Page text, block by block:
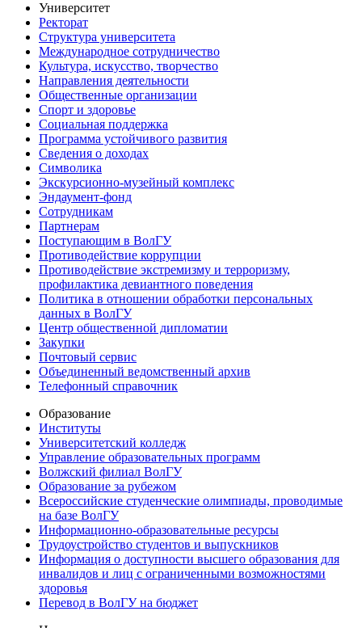
Университет
Ректорат
Структура университета
Международное сотрудничество
Культура, искусство, творчество
Направления деятельности
Общественные организации
Спорт и здоровье
Социальная поддержка
Программа устойчивого развития
Сведения о доходах
Символика
Экскурсионно-музейный комплекс
Эндаумент-фонд
Сотрудникам
Партнерам
Поступающим в ВолГУ
Противодействие коррупции
Противодействие экстремизму и терроризму,
профилактика девиантного поведения
Политика в отношении обработки персональных
данных в ВолГУ
Центр общественной дипломатии
Закупки
Почтовый сервис
Объединенный ведомственный архив
Телефонный справочник
Образование
Институты
Университетский колледж
Управление образовательных программ
Волжский филиал ВолГУ
Образование за рубежом
Всероссийские студенческие олимпиады, проводимые
на базе ВолГУ
Информационно-образовательные ресурсы
Трудоустройство студентов и выпускников
Информация о доступности высшего образования для
инвалидов и лиц с ограниченными возможностями
здоровья
Перевод в ВолГУ на бюджет